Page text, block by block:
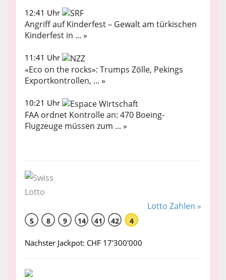
12:41 Uhr
Angriff auf Kinderfest – Gewalt am türkischen
Kinderfest in ... »
11:41 Uhr
«Eco on the rocks»: Trumps Zölle, Pekings
Exportkontrollen, ... »
10:21 Uhr
FAA ordnet Kontrolle an: 470 Boeing-
Flugzeuge müssen zum ... »
Lotto Zahlen »
5 8 9 14 41 42 4
Nächster Jackpot: CHF 17'300'000